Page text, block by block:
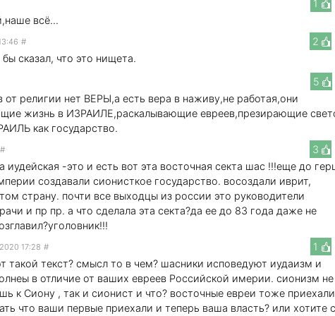
1
всё...
2
#
сказал, что это нищета.
5
от религии нет ВЕРЫ,а есть вера в наживу,не работая,они
жизнь в ИЗРАИЛЕ,раскалывающие евреев,презирающие
как государство.
3
#
иудейская -это и есть вот эта восточная секта шас !!!еще до
создавали сионисткое государство. восоздали иврит,
страну. почти все выходцы из россии это руководители
и пр пр. а что сделала эта секта?да ее до 83 года даже не
1
17:28 #
такой текст? смысл то в чем? шасники исповедуют иудаизм и
в отличие от ваших евреев Российской имерии. сионизм не
к Сиону , так и сионист и что? восточные евреи тоже
что ваши первые приехали и теперь ваша власть? или хотите